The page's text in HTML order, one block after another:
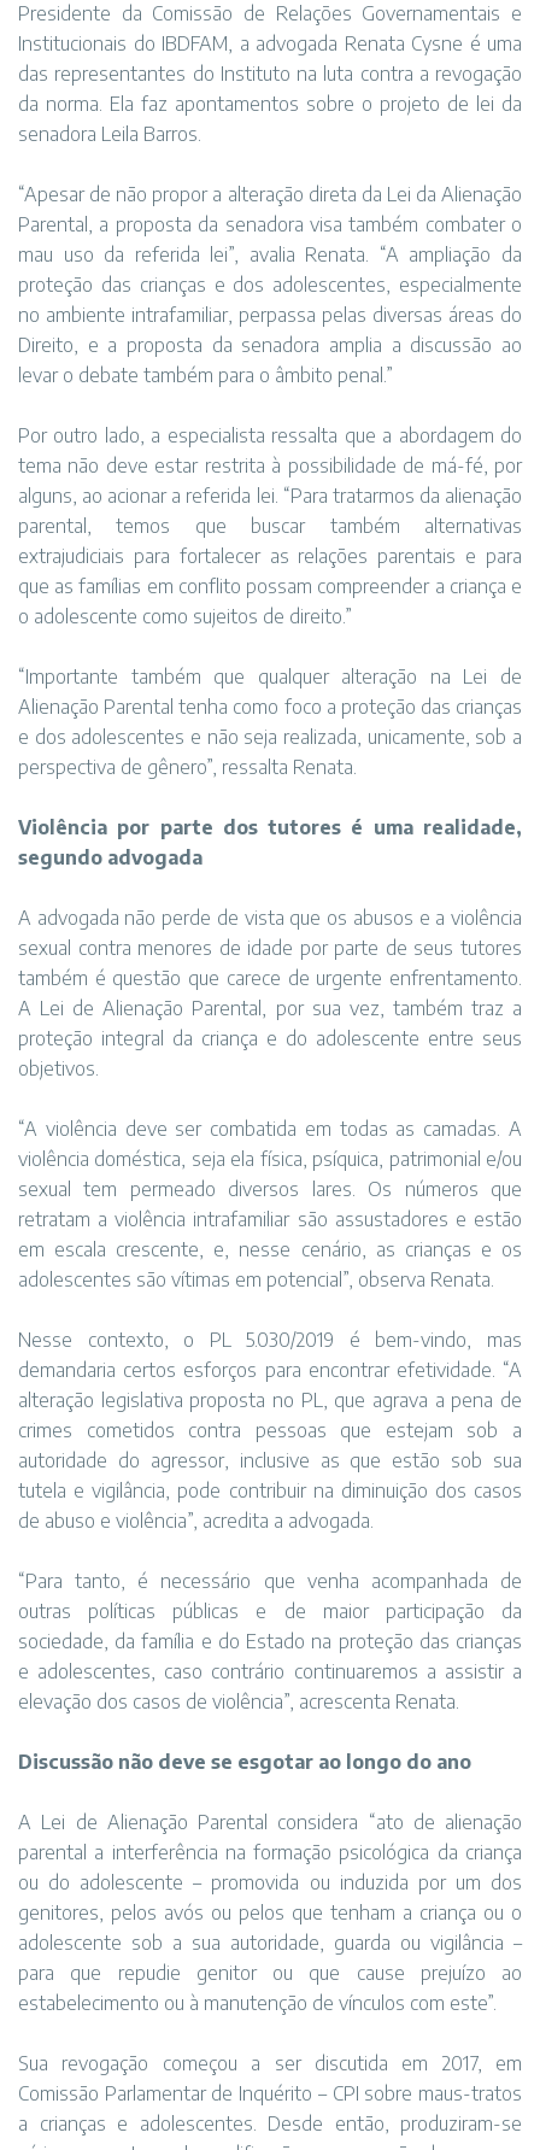
Presidente da Comissão de Relações Governamentais e
Institucionais do IBDFAM, a advogada Renata Cysne é uma
das representantes do Instituto na luta contra a revogação
da norma. Ela faz apontamentos sobre o projeto de lei da
senadora Leila Barros.
“Apesar de não propor a alteração direta da Lei da Alienação
Parental, a proposta da senadora visa também combater o
mau uso da referida lei”, avalia Renata. “A ampliação da
proteção das crianças e dos adolescentes, especialmente
no ambiente intrafamiliar, perpassa pelas diversas áreas do
Direito, e a proposta da senadora amplia a discussão ao
levar o debate também para o âmbito penal.”
Por outro lado, a especialista ressalta que a abordagem do
tema não deve estar restrita à possibilidade de má-fé, por
alguns, ao acionar a referida lei. “Para tratarmos da alienação
parental, temos que buscar também alternativas
extrajudiciais para fortalecer as relações parentais e para
que as famílias em conflito possam compreender a criança e
o adolescente como sujeitos de direito.”
“Importante também que qualquer alteração na Lei de
Alienação Parental tenha como foco a proteção das crianças
e dos adolescentes e não seja realizada, unicamente, sob a
perspectiva de gênero”, ressalta Renata.
Violência por parte dos tutores é uma realidade,
segundo advogada
A advogada não perde de vista que os abusos e a violência
sexual contra menores de idade por parte de seus tutores
também é questão que carece de urgente enfrentamento.
A Lei de Alienação Parental, por sua vez, também traz a
proteção integral da criança e do adolescente entre seus
objetivos.
“A violência deve ser combatida em todas as camadas. A
violência doméstica, seja ela física, psíquica, patrimonial e/ou
sexual tem permeado diversos lares. Os números que
retratam a violência intrafamiliar são assustadores e estão
em escala crescente, e, nesse cenário, as crianças e os
adolescentes são vítimas em potencial”, observa Renata.
Nesse contexto, o PL 5.030/2019 é bem-vindo, mas
demandaria certos esforços para encontrar efetividade. “A
alteração legislativa proposta no PL, que agrava a pena de
crimes cometidos contra pessoas que estejam sob a
autoridade do agressor, inclusive as que estão sob sua
tutela e vigilância, pode contribuir na diminuição dos casos
de abuso e violência”, acredita a advogada.
“Para tanto, é necessário que venha acompanhada de
outras políticas públicas e de maior participação da
sociedade, da família e do Estado na proteção das crianças
e adolescentes, caso contrário continuaremos a assistir a
elevação dos casos de violência”, acrescenta Renata.
Discussão não deve se esgotar ao longo do ano
A Lei de Alienação Parental considera “ato de alienação
parental a interferência na formação psicológica da criança
ou do adolescente – promovida ou induzida por um dos
genitores, pelos avós ou pelos que tenham a criança ou o
adolescente sob a sua autoridade, guarda ou vigilância –
para que repudie genitor ou que cause prejuízo ao
estabelecimento ou à manutenção de vínculos com este”.
Sua revogação começou a ser discutida em 2017, em
Comissão Parlamentar de Inquérito – CPI sobre maus-tratos
a crianças e adolescentes. Desde então, produziram-se